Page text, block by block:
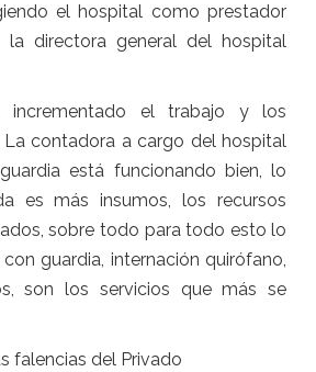
el hospital como prestador
la directora general del hospital
incrementado el trabajo y los
La contadora a cargo del hospital
está funcionando bien, lo
es más insumos, los recursos
sobre todo para todo esto lo
guardia, internación quirófano,
son los servicios que más se
falencias del Privado